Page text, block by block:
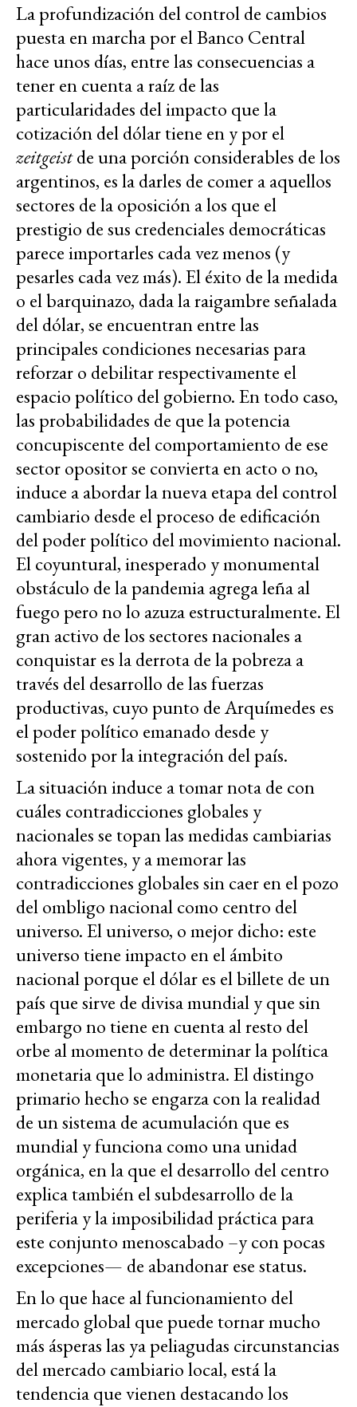
La profundización del control de cambios
puesta en marcha por el Banco Central
hace unos días, entre las consecuencias a
tener en cuenta a raíz de las
particularidades del impacto que la
cotización del dólar tiene en y por el
zeitgeistde una porción considerables de los
argentinos, es la darles de comer a aquellos
sectores de la oposición a los que el
prestigio de sus credenciales democráticas
parece importarles cada vez menos (y
pesarles cada vez más). El éxito de la medida
o el barquinazo, dada la raigambre señalada
del dólar, se encuentran entre las
principales condiciones necesarias para
reforzar o debilitar respectivamente el
espacio político del gobierno. En todo caso,
las probabilidades de que la potencia
concupiscente del comportamiento de ese
sector opositor se convierta en acto o no,
induce a abordar la nueva etapa del control
cambiario desde el proceso de edificación
del poder político del movimiento nacional.
El coyuntural, inesperado y monumental
obstáculo de la pandemia agrega leña al
fuego pero no lo azuza estructuralmente. El
gran activo de los sectores nacionales a
conquistar es la derrota de la pobreza a
través del desarrollo de las fuerzas
productivas, cuyo punto de Arquímedes es
el poder político emanado desde y
sostenido por la integración del país.
La situación induce a tomar nota de con
cuáles contradicciones globales y
nacionales se topan las medidas cambiarias
ahora vigentes, y a memorar las
contradicciones globales sin caer en el pozo
del ombligo nacional como centro del
universo. El universo, o mejor dicho: este
universo tiene impacto en el ámbito
nacional porque el dólar es el billete de un
país que sirve de divisa mundial y que sin
embargo no tiene en cuenta al resto del
orbe al momento de determinar la política
monetaria que lo administra. El distingo
primario hecho se engarza con la realidad
de un sistema de acumulación que es
mundial y funciona como una unidad
orgánica, en la que el desarrollo del centro
explica también el subdesarrollo de la
periferia y la imposibilidad práctica para
este conjunto menoscabado –y con pocas
excepciones— de abandonar ese status.
En lo que hace al funcionamiento del
mercado global que puede tornar mucho
más ásperas las ya peliagudas circunstancias
del mercado cambiario local, está la
tendencia que vienen destacando los